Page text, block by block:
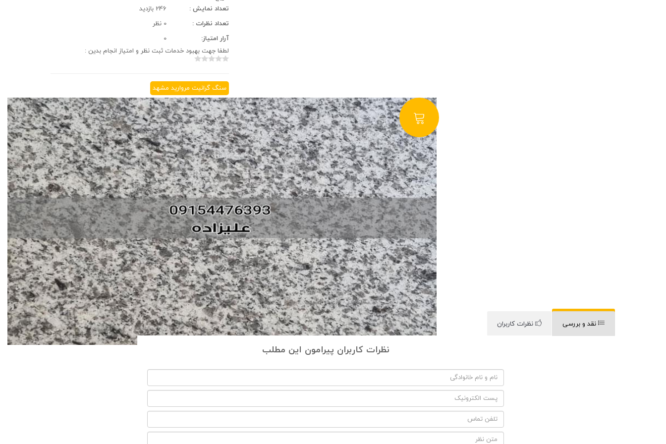
تعداد نمایش :
246 بازدید
تعداد نظرات :
0 نظر
آرار امتیاز:
0
لطفا جهت بهبود خدمات ثبت نظر و امتیاز انجام بدین :
سنگ گرانیت مروارید مشهد
نقد و بررسی نظرات کاربران
نظرات کاربران پیرامون این مطلب